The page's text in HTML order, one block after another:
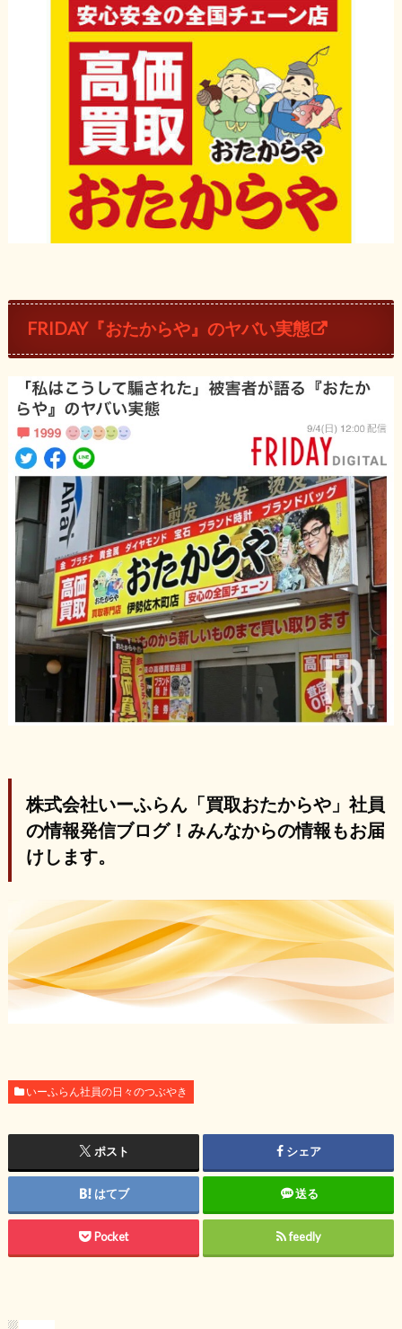
FRIDAY『おたからや』のヤバい実態
株式会社いーふらん「買取おたからや」社員
の情報発信ブログ！みんなからの情報もお届
けします。
いーふらん社員の日々のつぶやき
ポスト シェア
はてブ 送る
Pocket feedly